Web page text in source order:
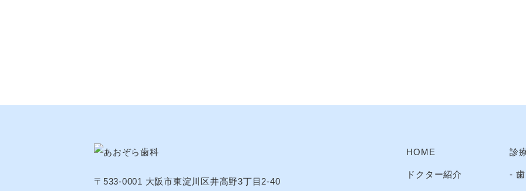
〒533-0001 大阪市東淀川区井高野3丁目2-40
HOME
ドクター紹介
診